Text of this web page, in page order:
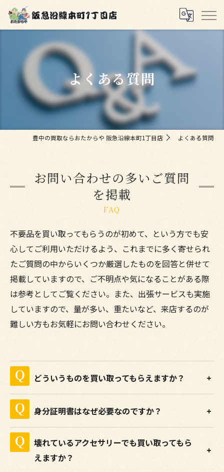
よくある質問
豊中の買取ならおたからや 阪急沿線本町1丁目店 よくある質問
お問い合わせの多いご質問
を掲載
FAQ
不要品を買い取ってもらうのが初めて、という方でも安
心してご利用いただけるよう、これまでに多く寄せられ
たご質問の中からいくつか厳選したものを回答と併せて
掲載していますので、ご不明点や気になることがある際
は参考としてご覧ください。また、出張サービスも実施
していますので、量が多い、重たいなど、来店するのが
難しい方もお気軽にお問い合わせください。
どういうものを買い取ってもらえますか？
身分証明書はなぜ必要なのですか？
壊れているアクセサリーでも買い取ってもら
えますか？